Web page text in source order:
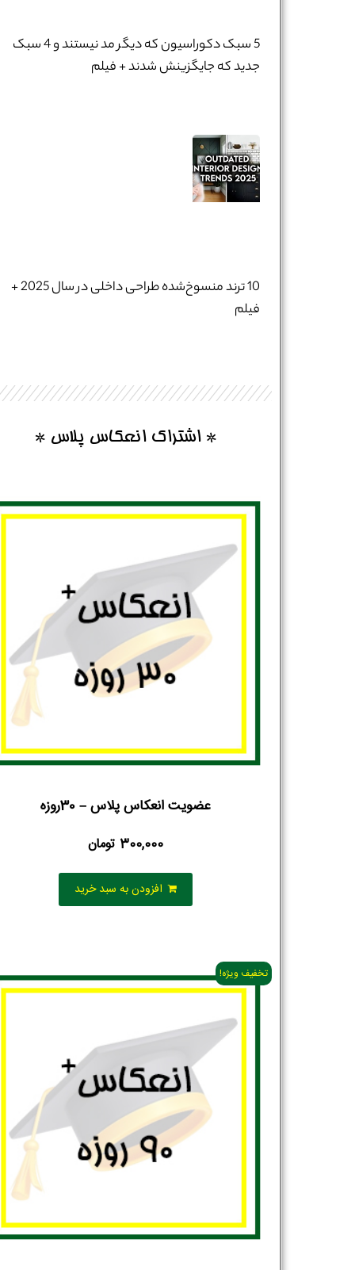
5 سبک دکوراسیون که دیگر مد نیستند و 4 سبک
جدید که جایگزینش شدند + فیلم
10 ترند منسوخ‌شده طراحی داخلی در سال 2025 +
فیلم
* اشتراک انعکاس پلاس *
عضویت انعکاس پلاس – 30روزه
300,000 تومان
افزودن به سبد خرید
تخفیف ویژه!
*
شماره واتس‌اپ : *